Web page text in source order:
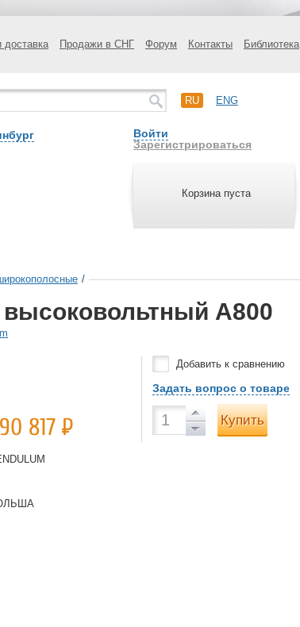
доставка Продажи в СНГ Форум Контакты Библиотека
RU ENG
Войти
Зарегистрироваться
Корзина пуста
/
A800
817 Р
Добавить к сравнению
Задать вопрос о товаре
Купить